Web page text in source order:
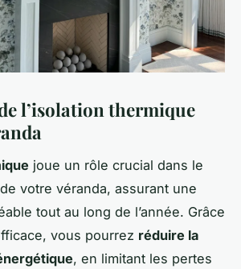
l’isolation thermique
joue un rôle crucial dans le
de votre véranda, assurant une
tout au long de l’année. Grâce
vous pourrez réduire la
, en limitant les pertes